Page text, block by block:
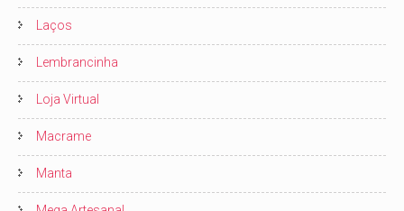
Laços
Lembrancinha
Loja Virtual
Macrame
Manta